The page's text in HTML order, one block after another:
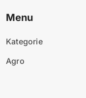
Menu
Kategorie
Agro